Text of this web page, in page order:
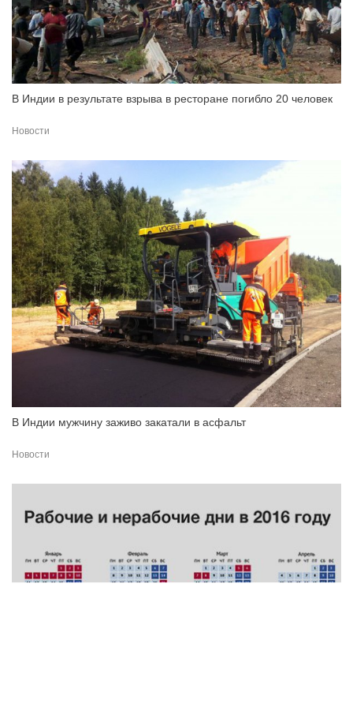
В Индии в результате взрыва в ресторане погибло 20 человек
Новости
В Индии мужчину заживо закатали в асфальт
Новости